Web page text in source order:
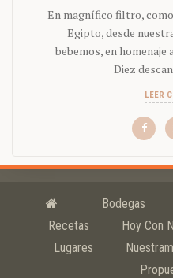
En magnífico filtro,
Egipto, desde
bebemos, en homenaje
Diez
LEER
Bodegas
Recetas
Hoy Con
Lugares